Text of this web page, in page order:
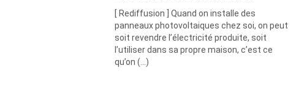
Ajoutez votre commentaire ici
[ Rediffusion ] Quand on installe des
panneaux photovoltaiques chez soi, on peut
soit revendre l’électricité produite, soit
l’utiliser dans sa propre maison, c’est ce
qu’on (…)